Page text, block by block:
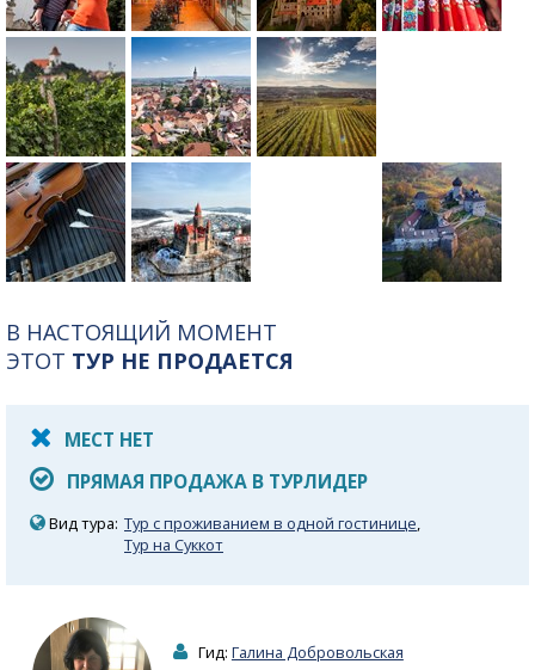
В НАСТОЯЩИЙ МОМЕНТ
ЭТОТ ТУР НЕ ПРОДАЕТСЯ
МЕСТ НЕТ
ПРЯМАЯ ПРОДАЖА В ТУРЛИДЕР
Вид тура: Тур с проживанием в одной гостинице,
Тур на Суккот
Гид: Галина Добровольская